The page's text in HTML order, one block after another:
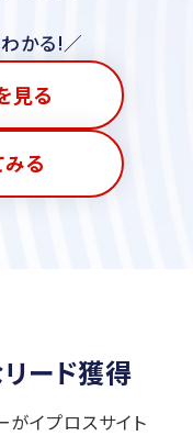
かる!／
見る
る
ード獲得
イプロスサイト